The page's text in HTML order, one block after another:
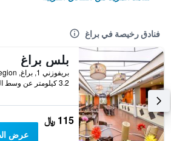
فنادق رخيصة في براغ
بلس براغ
3.2 كيلومتر عن وسط المدينة
115 ﷼
عرض